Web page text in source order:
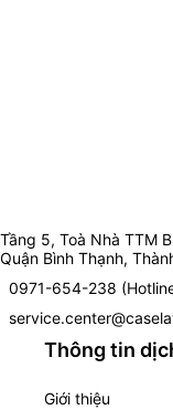
Tầng 5, Toà Nhà TTM
Quận Bình Thạnh,
0971-654-238
Thông tin
Giới thiệu